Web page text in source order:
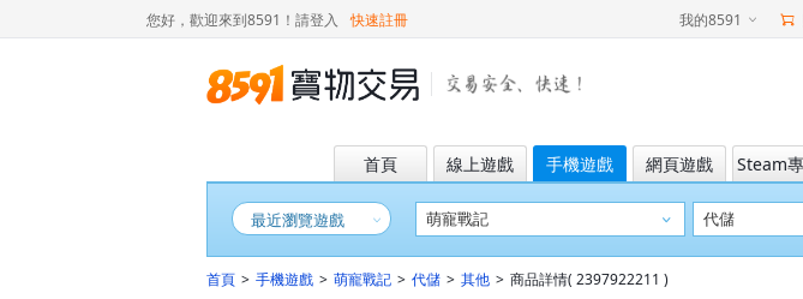
您好，歡迎來到8591！ 請登入 快速註冊 我的8591
首頁 線上遊戲 手機遊戲 網頁遊戲 Steam
最近瀏覽遊戲
首頁 > 手機遊戲 > 萌寵戰記 > 代儲 > 其他 > 商品詳情( 2397922211 )